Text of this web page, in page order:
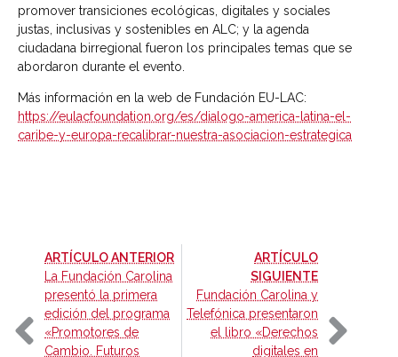
promover transiciones ecológicas, digitales y sociales
justas, inclusivas y sostenibles en ALC; y la agenda
ciudadana birregional fueron los principales temas que se
abordaron durante el evento.
Más información en la web de Fundación EU-LAC:
https://eulacfoundation.org/es/dialogo-america-latina-el-
caribe-y-europa-recalibrar-nuestra-asociacion-estrategica
ARTÍCULO ANTERIOR-
La Fundación Carolina
presentó la primera
edición del programa
«Promotores de
Cambio. Futuros
ARTÍCULO
SIGUIENTE-
Fundación Carolina y
Telefónica presentaron
el libro «Derechos
digitales en